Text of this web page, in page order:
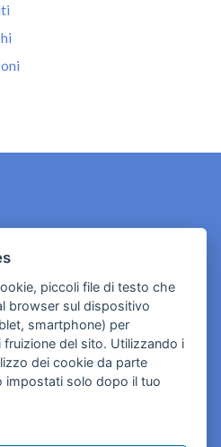
privacypiccoli file di testo che
browser sul dispositivo
smartphone) per
fruizione del sito. Utilizzando i
dei cookie da parte
impostati solo dopo il tuo